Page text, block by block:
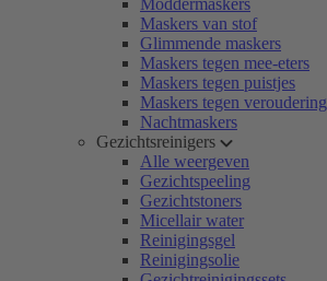
Moddermaskers
Maskers van stof
Glimmende maskers
Maskers tegen mee-eters
Maskers tegen puistjes
Maskers tegen veroudering
Nachtmaskers
Gezichtsreinigers
Alle weergeven
Gezichtspeeling
Gezichtstoners
Micellair water
Reinigingsgel
Reinigingsolie